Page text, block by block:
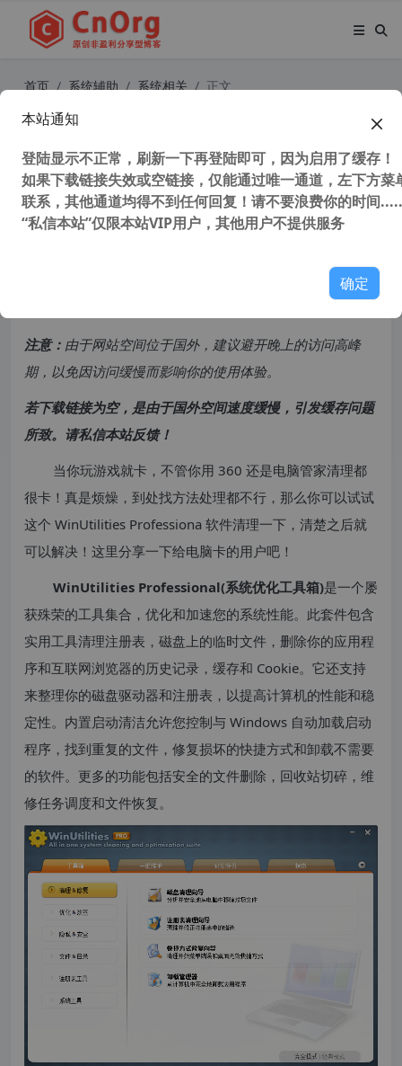
首页 系统辅助 系统相关 正文
WinUtilities Professional Edition v1
5.87 (系统优化工具) 专业注册版－ 解
决电脑卡顿！
123,984 次浏览次阅读
注意： 由于网站空间位于国外，建议避开晚上的访问高峰
期，以免因访问缓慢而影响你的使用体验。
若下载链接为空，是由于国外空间速度缓慢，引发缓存问题
所致。请私信本站反馈！
当你玩游戏就卡，不管你用 360 还是电脑管家清理都
很卡！真是烦燥，到处找方法处理都不行，那么你可以试试
这个 WinUtilities Professiona 软件清理一下，清楚之后就
可以解决！这里分享一下给电脑卡的用户吧！
WinUtilities Professional(系统优化工具箱)是一个屡
获殊荣的工具集合，优化和加速您的系统性能。此套件包含
实用工具清理注册表，磁盘上的临时文件，删除你的应用程
序和互联网浏览器的历史记录，缓存和 Cookie。它还支持
来整理你的磁盘驱动器和注册表，以提高计算机的性能和稳
定性。内置启动清洁允许您控制与 Windows 自动加载启动
程序，找到重复的文件，修复损坏的快捷方式和卸载不需要
的软件。更多的功能包括安全的文件删除，回收站切碎，维
修任务调度和文件恢复。
本站通知
登陆显示不正常，刷新一下再登陆即可，因为启用了缓存！
如果下载链接失效或空链接，仅能通过唯一通道，左下方菜
联系，其他通道均得不到任何回复！请不要浪费你的时间
“私信本站”仅限本站VIP用户，其他用户不提供服务
确定